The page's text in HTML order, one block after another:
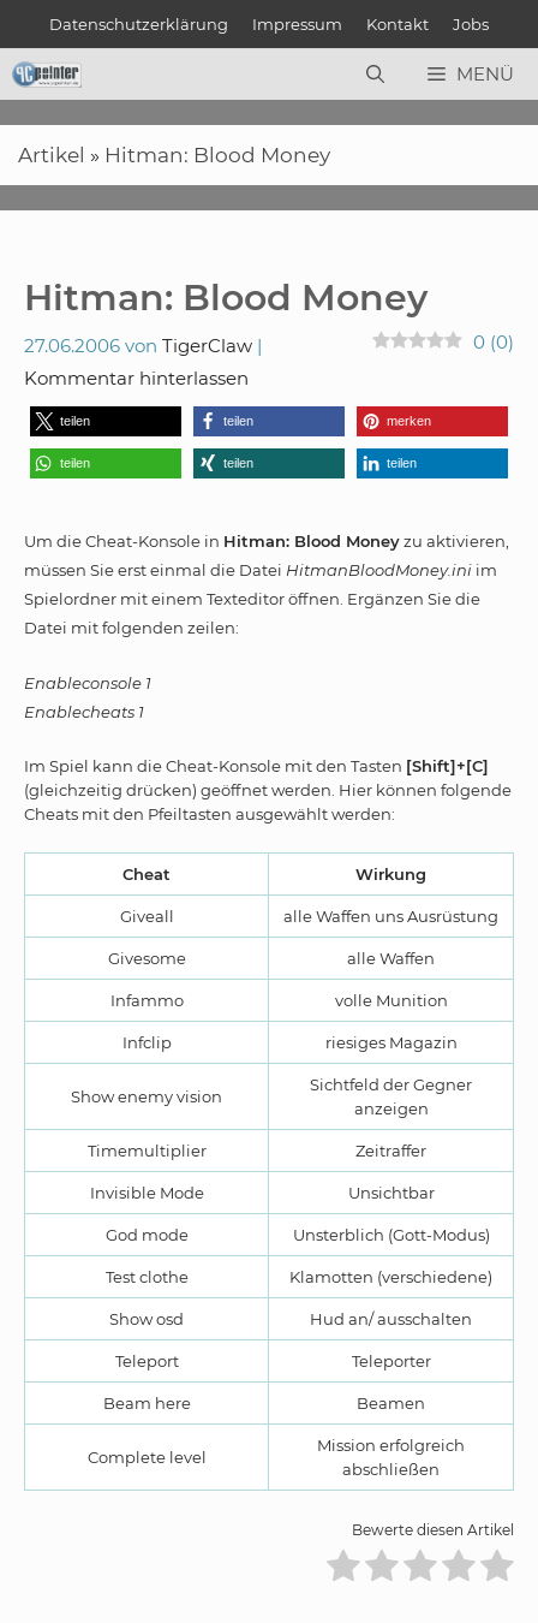
springen
Datenschutzerklärung Impressum Kontakt Jobs
MENÜ
Artikel » Hitman: Blood Money
Hitman: Blood Money
27.06.2006 von TigerClaw 0 (0)
Kommentar hinterlassen
teilen teilen merken
teilen teilen teilen
Um die Cheat-Konsole in Hitman: Blood Moneyzu aktivieren,
müssen Sie erst einmal die Datei HitmanBloodMoney.ini im
Spielordner mit einem Texteditor öffnen. Ergänzen Sie die
Datei mit folgenden zeilen:
Enableconsole 1
Enablecheats 1
Im Spiel kann die Cheat-Konsole mit den Tasten [Shift]+[C]
(gleichzeitig drücken) geöffnet werden. Hier können folgende
Cheats mit den Pfeiltasten ausgewählt werden:
Cheat Wirkung
Giveall alle Waffen uns Ausrüstung
Givesome alle Waffen
Infammo volle Munition
Infclip riesiges Magazin
Show enemy vision
Sichtfeld der Gegner
anzeigen
Timemultiplier Zeitraffer
Invisible Mode Unsichtbar
God mode Unsterblich (Gott-Modus)
Test clothe Klamotten (verschiedene)
Show osd Hud an/ ausschalten
Teleport Teleporter
Beam here Beamen
Complete level
Mission erfolgreich
abschließen
Bewerte diesen Artikel